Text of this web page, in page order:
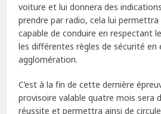
voiture et lui donnera des
prendre par radio, cela lui permettra
capable de conduire en respectant
les différentes règles de sécurité en
agglomération.
C’est à la fin de cette dernière
provisoire valable quatre mois sera
réussite et permettra ainsi de